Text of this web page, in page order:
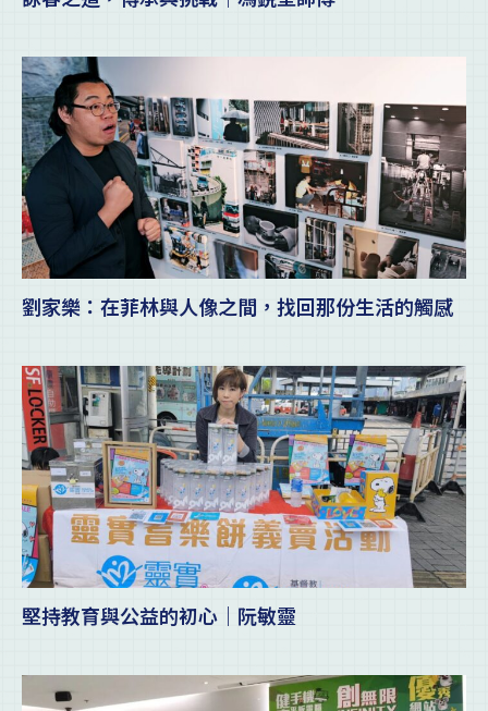
劉家樂：在菲林與人像之間，找回那份生活的觸感
堅持教育與公益的初心｜阮敏靈